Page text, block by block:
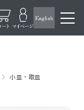
小皿・取皿